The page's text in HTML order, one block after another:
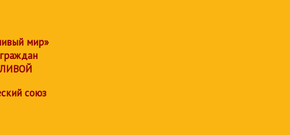
мир»
союз